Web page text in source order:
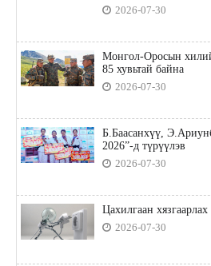
2026-07-30
Монгол-Оросын
85 хувьтай байна
2026-07-30
Б.Баасанхүү,
2026”-д түрүүлэв
2026-07-30
Цахилгаан
2026-07-30